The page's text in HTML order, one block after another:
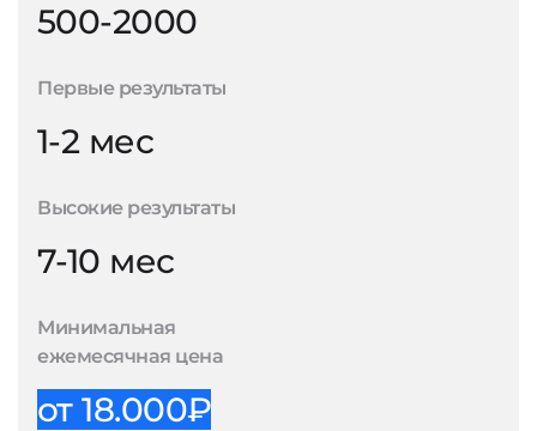
500-2000
Первые результаты
1-2 мес
Высокие результаты
7-10 мес
Минимальная
ежемесячная цена
от 18.000₽